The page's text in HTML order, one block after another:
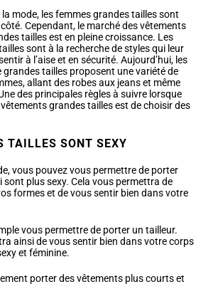
la mode, les femmes grandes tailles sont
Cependant, le marché des vêtements
tailles est en pleine croissance. Les
sont à la recherche de styles qui leur
à l’aise et en sécurité. Aujourd’hui, les
grandes tailles proposent une variété de
allant des robes aux jeans et même
des principales règles à suivre lorsque
grandes tailles est de choisir des
TAILLES SONT SEXY
vous pouvez vous permettre de porter
sont plus sexy. Cela vous permettra de
formes et de vous sentir bien dans votre
vous permettre de porter un tailleur.
ainsi de vous sentir bien dans votre corps
et féminine.
porter des vêtements plus courts et